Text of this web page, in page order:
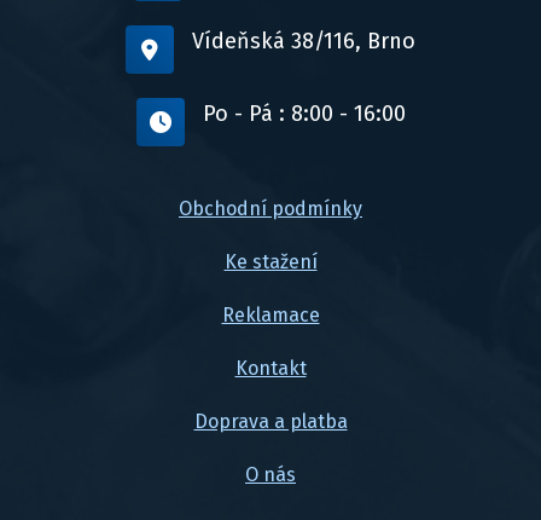
Vídeňská 38/116, Brno
Po - Pá : 8:00 - 16:00
Obchodní podmínky
Ke stažení
Reklamace
Kontakt
Doprava a platba
O nás